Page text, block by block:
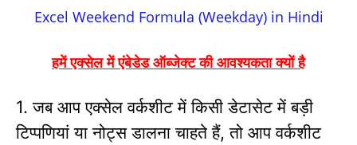
Excel Weekend Formula (Weekday) in Hindi
हमें एक्सेल में एंबेडेड ऑब्जेक्ट की आवश्यकता क्यों है
1.जब आप एक्सेल वर्कशीट में किसी डेटासेट में बड़ी
टिप्पणियां या नोट्स डालना चाहते हैं,तो आप वर्कशीट